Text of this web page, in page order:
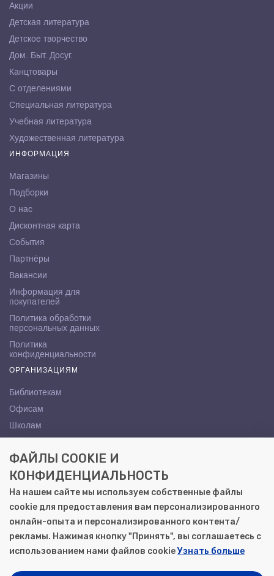
Акции
Детская литература
Детское творчество
Дом. Быт. Досуг.
Канцтовары
С отделениями
Специальная литература
Учебная литература
Художественная литература
ИНФОРМАЦИЯ
Магазины
Подборки
О нас
Дисконтная карта
События
Партнёры
Вакансии
Информация для
покупателей
Политика обработки
персональных данных
Политика
конфиденциальности
ОРГАНИЗАЦИЯМ
Библиотекам
Офисам
Школам
КОНТАКТЫ
Саратов, ул. Осипова, 10А
+7 (8452) 72-65-65
gemera@moya-kniga.ru
ФАЙЛЫ COOKIE И
КОНФИДЕНЦИАЛЬНОСТЬ
На нашем сайте мы используем собственные файлы
cookie для предоставления вам персонализированного
онлайн-опыта и персонализированного контента/
рекламы. Нажимая кнопку "Принять", вы соглашаетесь с
использованием нами файлов cookieУзнать больше